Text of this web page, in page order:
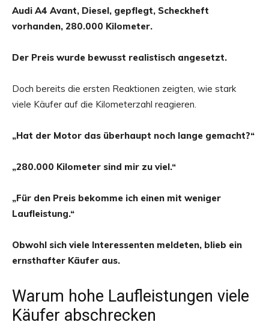
Audi A4 Avant, Diesel, gepflegt, Scheckheft
vorhanden, 280.000 Kilometer.
Der Preis wurde bewusst realistisch angesetzt.
Doch bereits die ersten Reaktionen zeigten, wie stark
viele Käufer auf die Kilometerzahl reagieren.
„Hat der Motor das überhaupt noch lange gemacht?“
„280.000 Kilometer sind mir zu viel.“
„Für den Preis bekomme ich einen mit weniger
Laufleistung.“
Obwohl sich viele Interessenten meldeten, blieb ein
ernsthafter Käufer aus.
Warum hohe Laufleistungen viele
Käufer abschrecken